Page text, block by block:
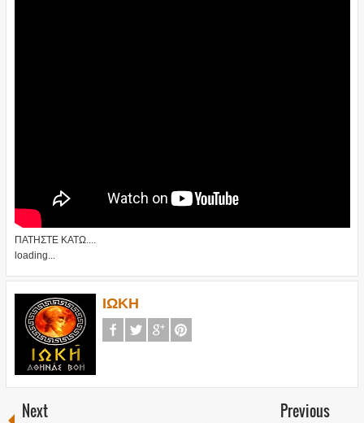
ΠΑΤΗΣΤΕ ΚΑΤΩ....
loading...
ΙΩΚΗ
Next Previous